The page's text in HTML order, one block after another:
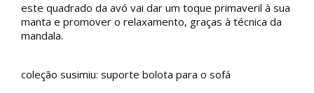
este quadrado da avó vai dar um toque primaveril à sua
manta e promover o relaxamento, graças à técnica da
mandala.
coleção susimiu: suporte bolota para o sofá